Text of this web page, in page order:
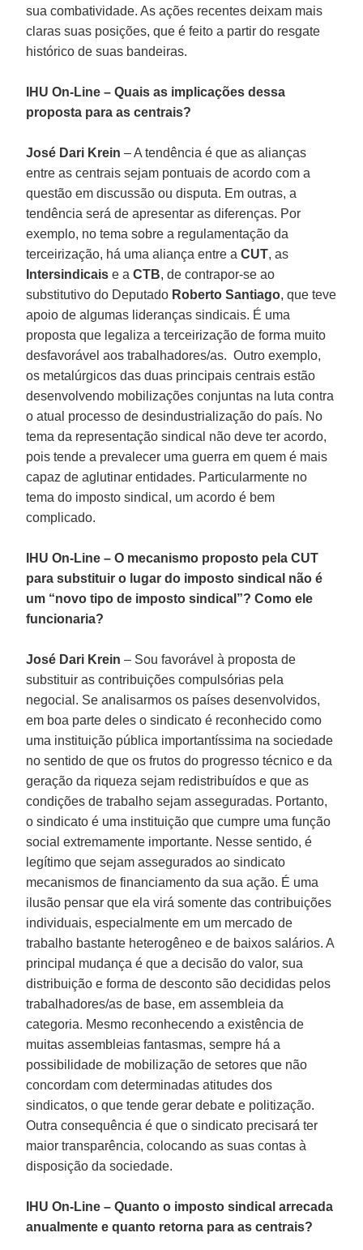
sua combatividade. As ações recentes deixam mais
claras suas posições, que é feito a partir do resgate
histórico de suas bandeiras.
IHU On-Line – Quais as implicações dessa
proposta para as centrais?
José Dari Krein– A tendência é que as alianças
entre as centrais sejam pontuais de acordo com a
questão em discussão ou disputa. Em outras, a
tendência será de apresentar as diferenças. Por
exemplo, no tema sobre a regulamentação da
terceirização, há uma aliança entre aCUT, as
Intersindicaise aCTB, de contrapor-se ao
substitutivo do Deputado Roberto Santiago, que teve
apoio de algumas lideranças sindicais. É uma
proposta que legaliza a terceirização de forma muito
desfavorável aos trabalhadores/as. Outro exemplo,
os metalúrgicos das duas principais centrais estão
desenvolvendo mobilizações conjuntas na luta contra
o atual processo de desindustrialização do país. No
tema da representação sindical não deve ter acordo,
pois tende a prevalecer uma guerra em quem é mais
capaz de aglutinar entidades. Particularmente no
tema do imposto sindical, um acordo é bem
complicado.
IHU On-Line – O mecanismo proposto pela CUT
para substituir o lugar do imposto sindical não é
um “novo tipo de imposto sindical”? Como ele
funcionaria?
José Dari Krein – Sou favorável à proposta de
substituir as contribuições compulsórias pela
negocial. Se analisarmos os países desenvolvidos,
em boa parte deles o sindicato é reconhecido como
uma instituição pública importantíssima na sociedade
no sentido de que os frutos do progresso técnico e da
geração da riqueza sejam redistribuídos e que as
condições de trabalho sejam asseguradas. Portanto,
o sindicato é uma instituição que cumpre uma função
social extremamente importante. Nesse sentido, é
legítimo que sejam assegurados ao sindicato
mecanismos de financiamento da sua ação. É uma
ilusão pensar que ela virá somente das contribuições
individuais, especialmente em um mercado de
trabalho bastante heterogêneo e de baixos salários. A
principal mudança é que a decisão do valor, sua
distribuição e forma de desconto são decididas pelos
trabalhadores/as de base, em assembleia da
categoria. Mesmo reconhecendo a existência de
muitas assembleias fantasmas, sempre há a
possibilidade de mobilização de setores que não
concordam com determinadas atitudes dos
sindicatos, o que tende gerar debate e politização.
Outra consequência é que o sindicato precisará ter
maior transparência, colocando as suas contas à
disposição da sociedade.
IHU On-Line – Quanto o imposto sindical arrecada
anualmente e quanto retorna para as centrais?